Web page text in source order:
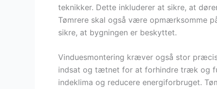
teknikker. Dette inkluderer at sikre, at
Tømrere skal også være opmærksomme
sikre, at bygningen er beskyttet.
Vinduesmontering kræver også stor
indsat og tætnet for at forhindre træk og
indeklima og reducere energiforbruget.